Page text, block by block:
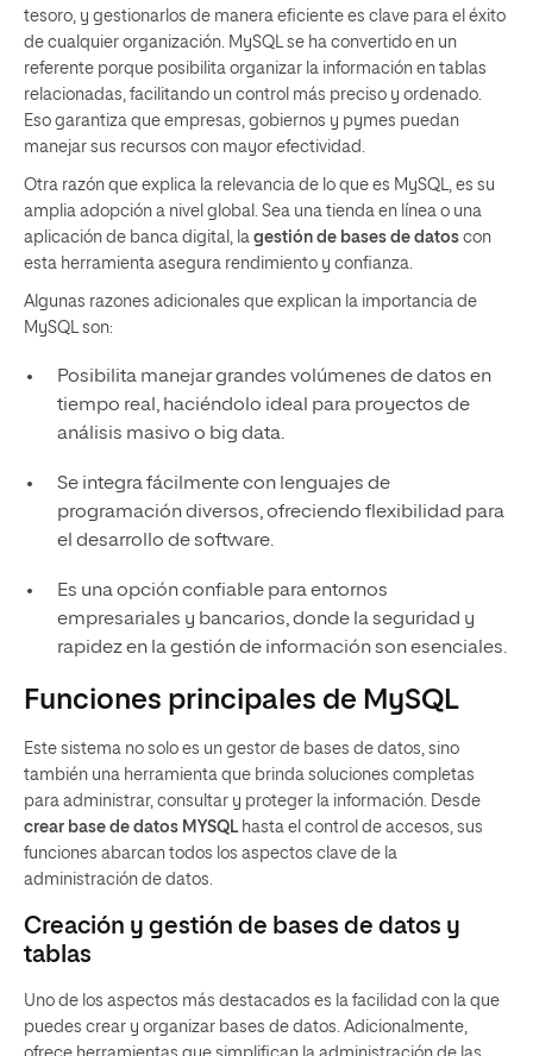
tesoro, y gestionarlos de manera eficiente es clave para el éxito
de cualquier organización. MySQL se ha convertido en un
referente porque posibilita organizar la información en tablas
relacionadas, facilitando un control más preciso y ordenado.
Eso garantiza que empresas, gobiernos y pymes puedan
manejar sus recursos con mayor efectividad.
Otra razón que explica la relevancia de lo que es MySQL, es su
amplia adopción a nivel global. Sea una tienda en línea o una
aplicación de banca digital, la gestión de bases de datos con
esta herramienta asegura rendimiento y confianza.
Algunas razones adicionales que explican la importancia de
MySQL son:
Posibilita manejar grandes volúmenes de datos en
tiempo real, haciéndolo ideal para proyectos de
análisis masivo o big data.
Se integra fácilmente con lenguajes de
programación diversos, ofreciendo flexibilidad para
el desarrollo de software.
Es una opción confiable para entornos
empresariales y bancarios, donde la seguridad y
rapidez en la gestión de información son esenciales.
Funciones principales de MySQL
Este sistema no solo es un gestor de bases de datos, sino
también una herramienta que brinda soluciones completas
para administrar, consultar y proteger la información. Desde
crear base de datos MYSQL hasta el control de accesos, sus
funciones abarcan todos los aspectos clave de la
administración de datos.
Creación y gestión de bases de datos y
tablas
Uno de los aspectos más destacados es la facilidad con la que
puedes crear y organizar bases de datos. Adicionalmente,